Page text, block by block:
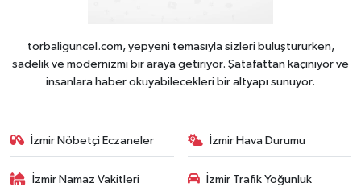
torbaliguncel.com, yepyeni temasıyla sizleri buluştururken,
sadelik ve modernizmi bir araya getiriyor. Şatafattan kaçınıyor ve
insanlara haber okuyabilecekleri bir altyapı sunuyor.
İzmir Nöbetçi Eczaneler İzmir Hava Durumu
İzmir Namaz Vakitleri
İzmir Trafik Yoğunluk